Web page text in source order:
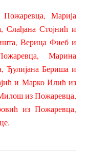
Марија
Слађана Стојнић и
Верица Фиеб и
Марина
Ђулијана Бериша и
и Марко Илић из
из Пожаревца,
из Пожаревца,